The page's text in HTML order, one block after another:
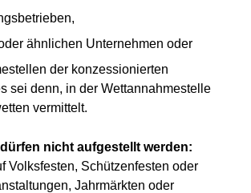
ähnlichen Unternehmen oder
der konzessionierten
sei denn, in der Wettannahmestelle
vermittelt.
nicht aufgestellt werden:
Volksfesten, Schützenfesten oder
Jahrmärkten oder